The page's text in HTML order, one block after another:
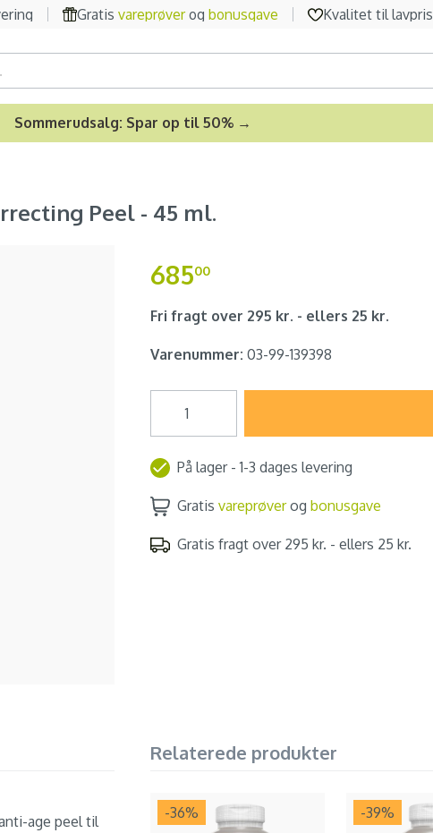
Gratisvareprøverogbonusgave Kvalitet til lavpris
Sommerudsalg: Spar op til 50% →
Peel - 45 ml.
68500
Fri fragt over 295 kr. - ellers 25 kr.
Varenummer: 03-99-139398
På lager - 1-3 dages levering
Gratis vareprøverog bonusgave
Gratis fragt over 295 kr. - ellers 25 kr.
age peel til
Relaterede produkter
-36% -39%